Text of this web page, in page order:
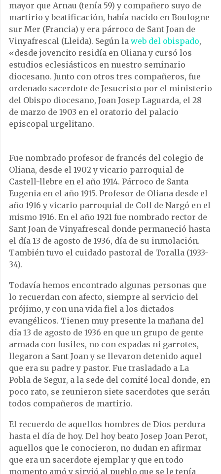
mayor que Arnau (tenía 59) y compañero suyo de
martirio y beatificación, había nacido en Boulogne
sur Mer (Francia) y era párroco de Sant Joan de
Vinyafrescal (Lleida). Según la web del obispado,
«desde jovencito residía en Oliana y cursó los
estudios eclesiásticos en nuestro seminario
diocesano. Junto con otros tres compañeros, fue
ordenado sacerdote de Jesucristo por el ministerio
del Obispo diocesano, Joan Josep Laguarda, el 28
de marzo de 1903 en el oratorio del palacio
episcopal urgelitano.
Fue nombrado profesor de francés del colegio de
Oliana, desde el 1902 y vicario parroquial de
Castell-llebre en el año 1914. Párroco de Santa
Eugenia en el año 1915. Profesor de Oliana desde el
año 1916 y vicario parroquial de Coll de Nargó en el
mismo 1916. En el año 1921 fue nombrado rector de
Sant Joan de Vinyafrescal donde permaneció hasta
el día 13 de agosto de 1936, día de su inmolación.
También tuvo el cuidado pastoral de Toralla (1933-
34).
Todavía hemos encontrado algunas personas que
lo recuerdan con afecto, siempre al servicio del
prójimo, y con una vida fiel a los dictados
evangélicos. Tienen muy presente la mañana del
día 13 de agosto de 1936 en que un grupo de gente
armada con fusiles, no con espadas ni garrotes,
llegaron a Sant Joan y se llevaron detenido aquel
que era su padre y pastor. Fue trasladado a La
Pobla de Segur, a la sede del comité local donde, en
poco rato, se reunieron siete sacerdotes que serán
todos compañeros de martirio.
El recuerdo de aquellos hombres de Dios perdura
hasta el día de hoy. Del hoy beato Josep Joan Perot,
aquellos que le conocieron, no dudan en afirmar
que era un sacerdote ejemplar y que en todo
momento amó y sirvió al pueblo que se le tenía